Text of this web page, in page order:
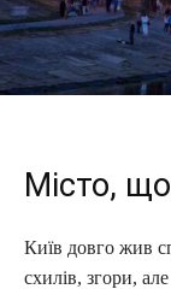
Місто,
Київ довго жив
схилів, згори,